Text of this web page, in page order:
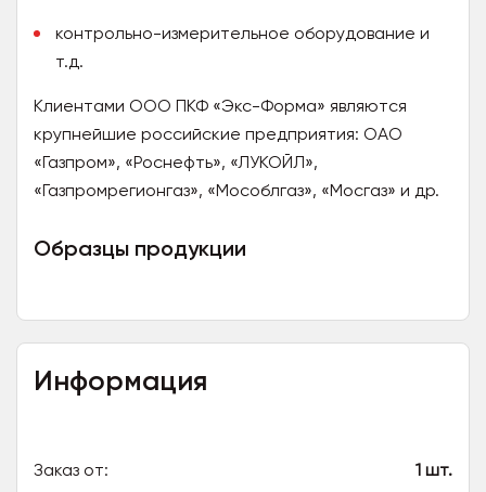
контрольно-измерительное оборудование и
т.д.
Клиентами ООО ПКФ «Экс-Форма» являются
крупнейшие российские предприятия: ОАО
«Газпром», «Роснефть», «ЛУКОЙЛ»,
«Газпромрегионгаз», «Мособлгаз», «Мосгаз» и др.
Образцы продукции
Информация
Заказ от: 1 шт.